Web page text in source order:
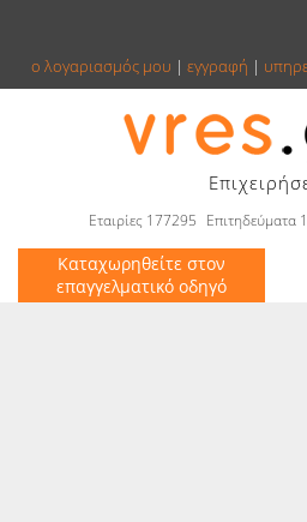
ο λογαριασμός μου | εγγραφή |
Εταιρίες 177295 Επιτηδεύματα
Καταχωρηθείτε στον
επαγγελματικό οδηγό